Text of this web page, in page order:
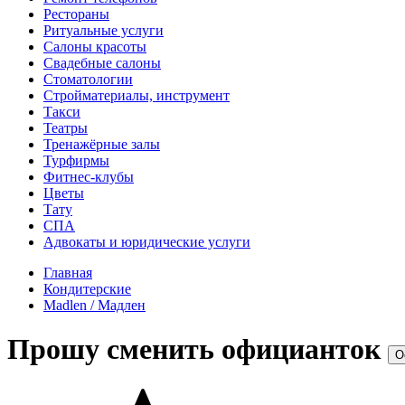
Рестораны
Ритуальные услуги
Салоны красоты
Свадебные салоны
Стоматологии
Стройматериалы, инструмент
Такси
Театры
Тренажёрные залы
Турфирмы
Фитнес-клубы
Цветы
Тату
СПА
Адвокаты и юридические услуги
Главная
Кондитерские
Madlen / Мадлен
Прошу сменить официанток